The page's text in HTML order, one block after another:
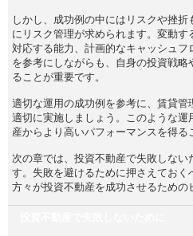
しかし、成功例の中にはリスクや挫
にリスク管理が求められます。変動
対応する能力、計画的なキャッシュ
を参考にしながらも、自身の投資戦
ることが重要です。
適切な運用の成功例を参考に、賃貸
適切に実施しましょう。このような
産からより高いパフォーマンスを得る
次の章では、投資不動産で失敗しない
す。失敗を避けるために押さえてお
方々が投資不動産を成功させるための